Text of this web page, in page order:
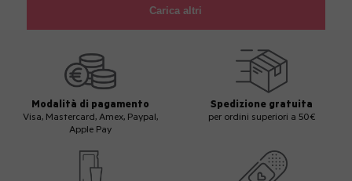
Modalità di pagamento
Visa, Mastercard, Amex, Paypal,
Apple Pay
Spedizione gratuita
per ordini superiori a 50€